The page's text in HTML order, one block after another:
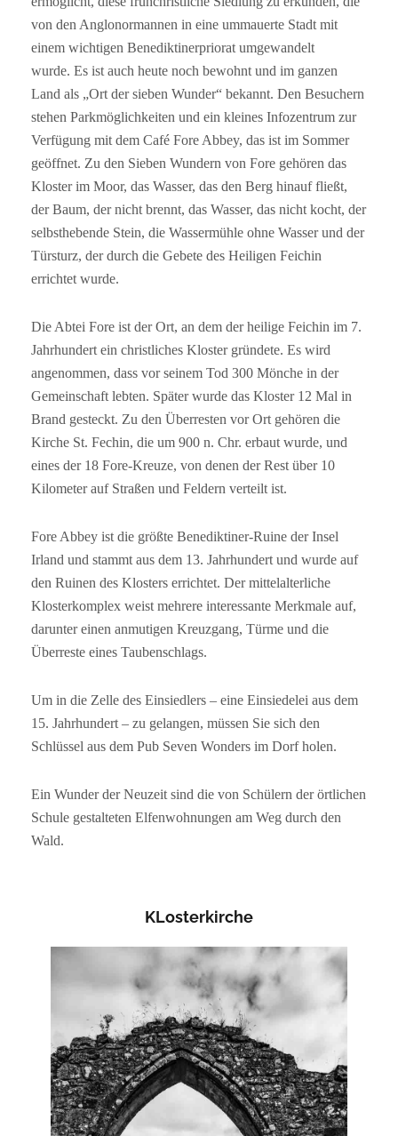
von den Anglonormannen in eine ummauerte Stadt mit
einem wichtigen Benediktinerpriorat umgewandelt
wurde. Es ist auch heute noch bewohnt und im ganzen
Land als „Ort der sieben Wunder“ bekannt. Den Besuchern
stehen Parkmöglichkeiten und ein kleines Infozentrum zur
Verfügung mit dem Café Fore Abbey, das ist im Sommer
geöffnet. Zu den Sieben Wundern von Fore gehören das
Kloster im Moor, das Wasser, das den Berg hinauf fließt,
der Baum, der nicht brennt, das Wasser, das nicht kocht, der
selbsthebende Stein, die Wassermühle ohne Wasser und der
Türsturz, der durch die Gebete des Heiligen Feichin
errichtet wurde.
Die Abtei Fore ist der Ort, an dem der heilige Feichin im 7.
Jahrhundert ein christliches Kloster gründete. Es wird
angenommen, dass vor seinem Tod 300 Mönche in der
Gemeinschaft lebten. Später wurde das Kloster 12 Mal in
Brand gesteckt. Zu den Überresten vor Ort gehören die
Kirche St. Fechin, die um 900 n. Chr. erbaut wurde, und
eines der 18 Fore-Kreuze, von denen der Rest über 10
Kilometer auf Straßen und Feldern verteilt ist.
Fore Abbey ist die größte Benediktiner-Ruine der Insel
Irland und stammt aus dem 13. Jahrhundert und wurde auf
den Ruinen des Klosters errichtet. Der mittelalterliche
Klosterkomplex weist mehrere interessante Merkmale auf,
darunter einen anmutigen Kreuzgang, Türme und die
Überreste eines Taubenschlags.
Um in die Zelle des Einsiedlers – eine Einsiedelei aus dem
15. Jahrhundert – zu gelangen, müssen Sie sich den
Schlüssel aus dem Pub Seven Wonders im Dorf holen.
Ein Wunder der Neuzeit sind die von Schülern der örtlichen
Schule gestalteten Elfenwohnungen am Weg durch den
Wald.
KLosterkirche